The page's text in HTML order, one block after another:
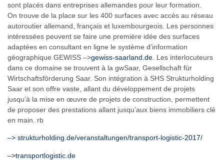
sont placés dans entreprises allemandes pour leur formation.
On trouve de la place sur les 400 surfaces avec accès au réseau
autoroutier allemand, français et luxembourgeois. Les personnes
intéressées peuvent se faire une première idée des surfaces
adaptées en consultant en ligne le système d’information
géographique GEWISS –>gewiss-saarland.de . Les interlocuteurs
dans ce domaine se trouvent à la gwSaar, Gesellschaft für
Wirtschaftsförderung Saar. Son intégration à SHS Strukturholding
Saar et son offre vaste, allant du développement de projets
jusqu’à la mise en œuvre de projets de construction, permettent
de proposer des prestations allant jusqu’aux biens immobiliers clé
en main. rb
–> strukturholding.de/veranstaltungen/transport-logistic-2017/
–>transportlogistic.de